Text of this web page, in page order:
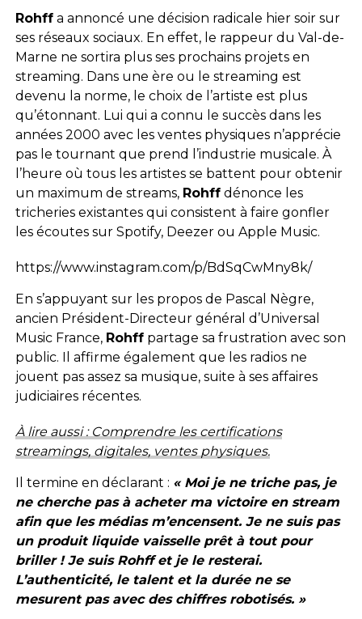
Rohffa annoncé une décision radicale hier soir sur
ses réseaux sociaux. En effet, le rappeur du Val-de-
Marne ne sortira plus ses prochains projets en
streaming. Dans une ère ou le streaming est
devenu la norme, le choix de l’artiste est plus
qu’étonnant. Lui qui a connu le succès dans les
années 2000 avec les ventes physiques n’apprécie
pas le tournant que prend l’industrie musicale. À
l’heure où tous les artistes se battent pour obtenir
un maximum de streams, Rohffdénonce les
tricheries existantes qui consistent à faire gonfler
les écoutes sur Spotify, Deezer ou Apple Music.
https://www.instagram.com/p/BdSqCwMny8k/
En s’appuyant sur les propos de Pascal Nègre,
ancien Président-Directeur général d’Universal
Music France, Rohffpartage sa frustration avec son
public. Il affirme également que les radios ne
jouent pas assez sa musique, suite à ses affaires
judiciaires récentes.
À lire aussi : Comprendre les certifications
streamings, digitales, ventes physiques.
Il termine en déclarant : « Moi je ne triche pas, je
ne cherche pas à acheter ma victoire en stream
afin que les médias m’encensent. Je ne suis pas
un produit liquide vaisselle prêt à tout pour
briller ! Je suis Rohff et je le resterai.
L’authenticité, le talent et la durée ne se
mesurent pas avec des chiffres robotisés. »